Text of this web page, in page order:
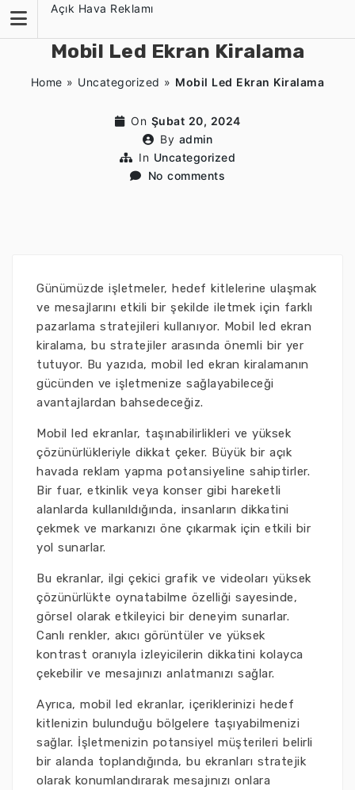
content
Açık Hava Reklamı
Mobil Led Ekran Kiralama
Home » Uncategorized » Mobil Led Ekran Kiralama
On Şubat 20, 2024
By admin
In Uncategorized
No comments
Günümüzde işletmeler, hedef kitlelerine ulaşmak
ve mesajlarını etkili bir şekilde iletmek için farklı
pazarlama stratejileri kullanıyor. Mobil led ekran
kiralama, bu stratejiler arasında önemli bir yer
tutuyor. Bu yazıda, mobil led ekran kiralamanın
gücünden ve işletmenize sağlayabileceği
avantajlardan bahsedeceğiz.
Mobil led ekranlar, taşınabilirlikleri ve yüksek
çözünürlükleriyle dikkat çeker. Büyük bir açık
havada reklam yapma potansiyeline sahiptirler.
Bir fuar, etkinlik veya konser gibi hareketli
alanlarda kullanıldığında, insanların dikkatini
çekmek ve markanızı öne çıkarmak için etkili bir
yol sunarlar.
Bu ekranlar, ilgi çekici grafik ve videoları yüksek
çözünürlükte oynatabilme özelliği sayesinde,
görsel olarak etkileyici bir deneyim sunarlar.
Canlı renkler, akıcı görüntüler ve yüksek
kontrast oranıyla izleyicilerin dikkatini kolayca
çekebilir ve mesajınızı anlatmanızı sağlar.
Ayrıca, mobil led ekranlar, içeriklerinizi hedef
kitlenizin bulunduğu bölgelere taşıyabilmenizi
sağlar. İşletmenizin potansiyel müşterileri belirli
bir alanda toplandığında, bu ekranları stratejik
olarak konumlandırarak mesajınızı onlara